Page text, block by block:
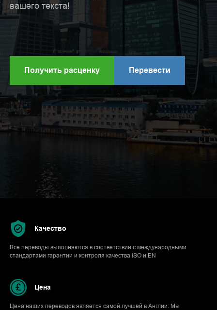
вашего текста!
Получить расценку Перевести
Качество
Все переводы выполняются в соответствии с международными
стандартами гарантии и контроля качества ISO и EN
Цена
Цена наших переводов является самой лучшей в Англии. Мы